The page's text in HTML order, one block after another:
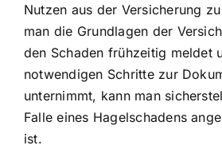
Nutzen aus der Versicherung
man die Grundlagen der
den Schaden frühzeitig meldet
notwendigen Schritte zur
unternimmt, kann man
Falle eines Hagelschadens
ist.